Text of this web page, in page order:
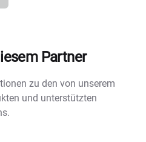
Partner
zu den von unserem
und unterstützten